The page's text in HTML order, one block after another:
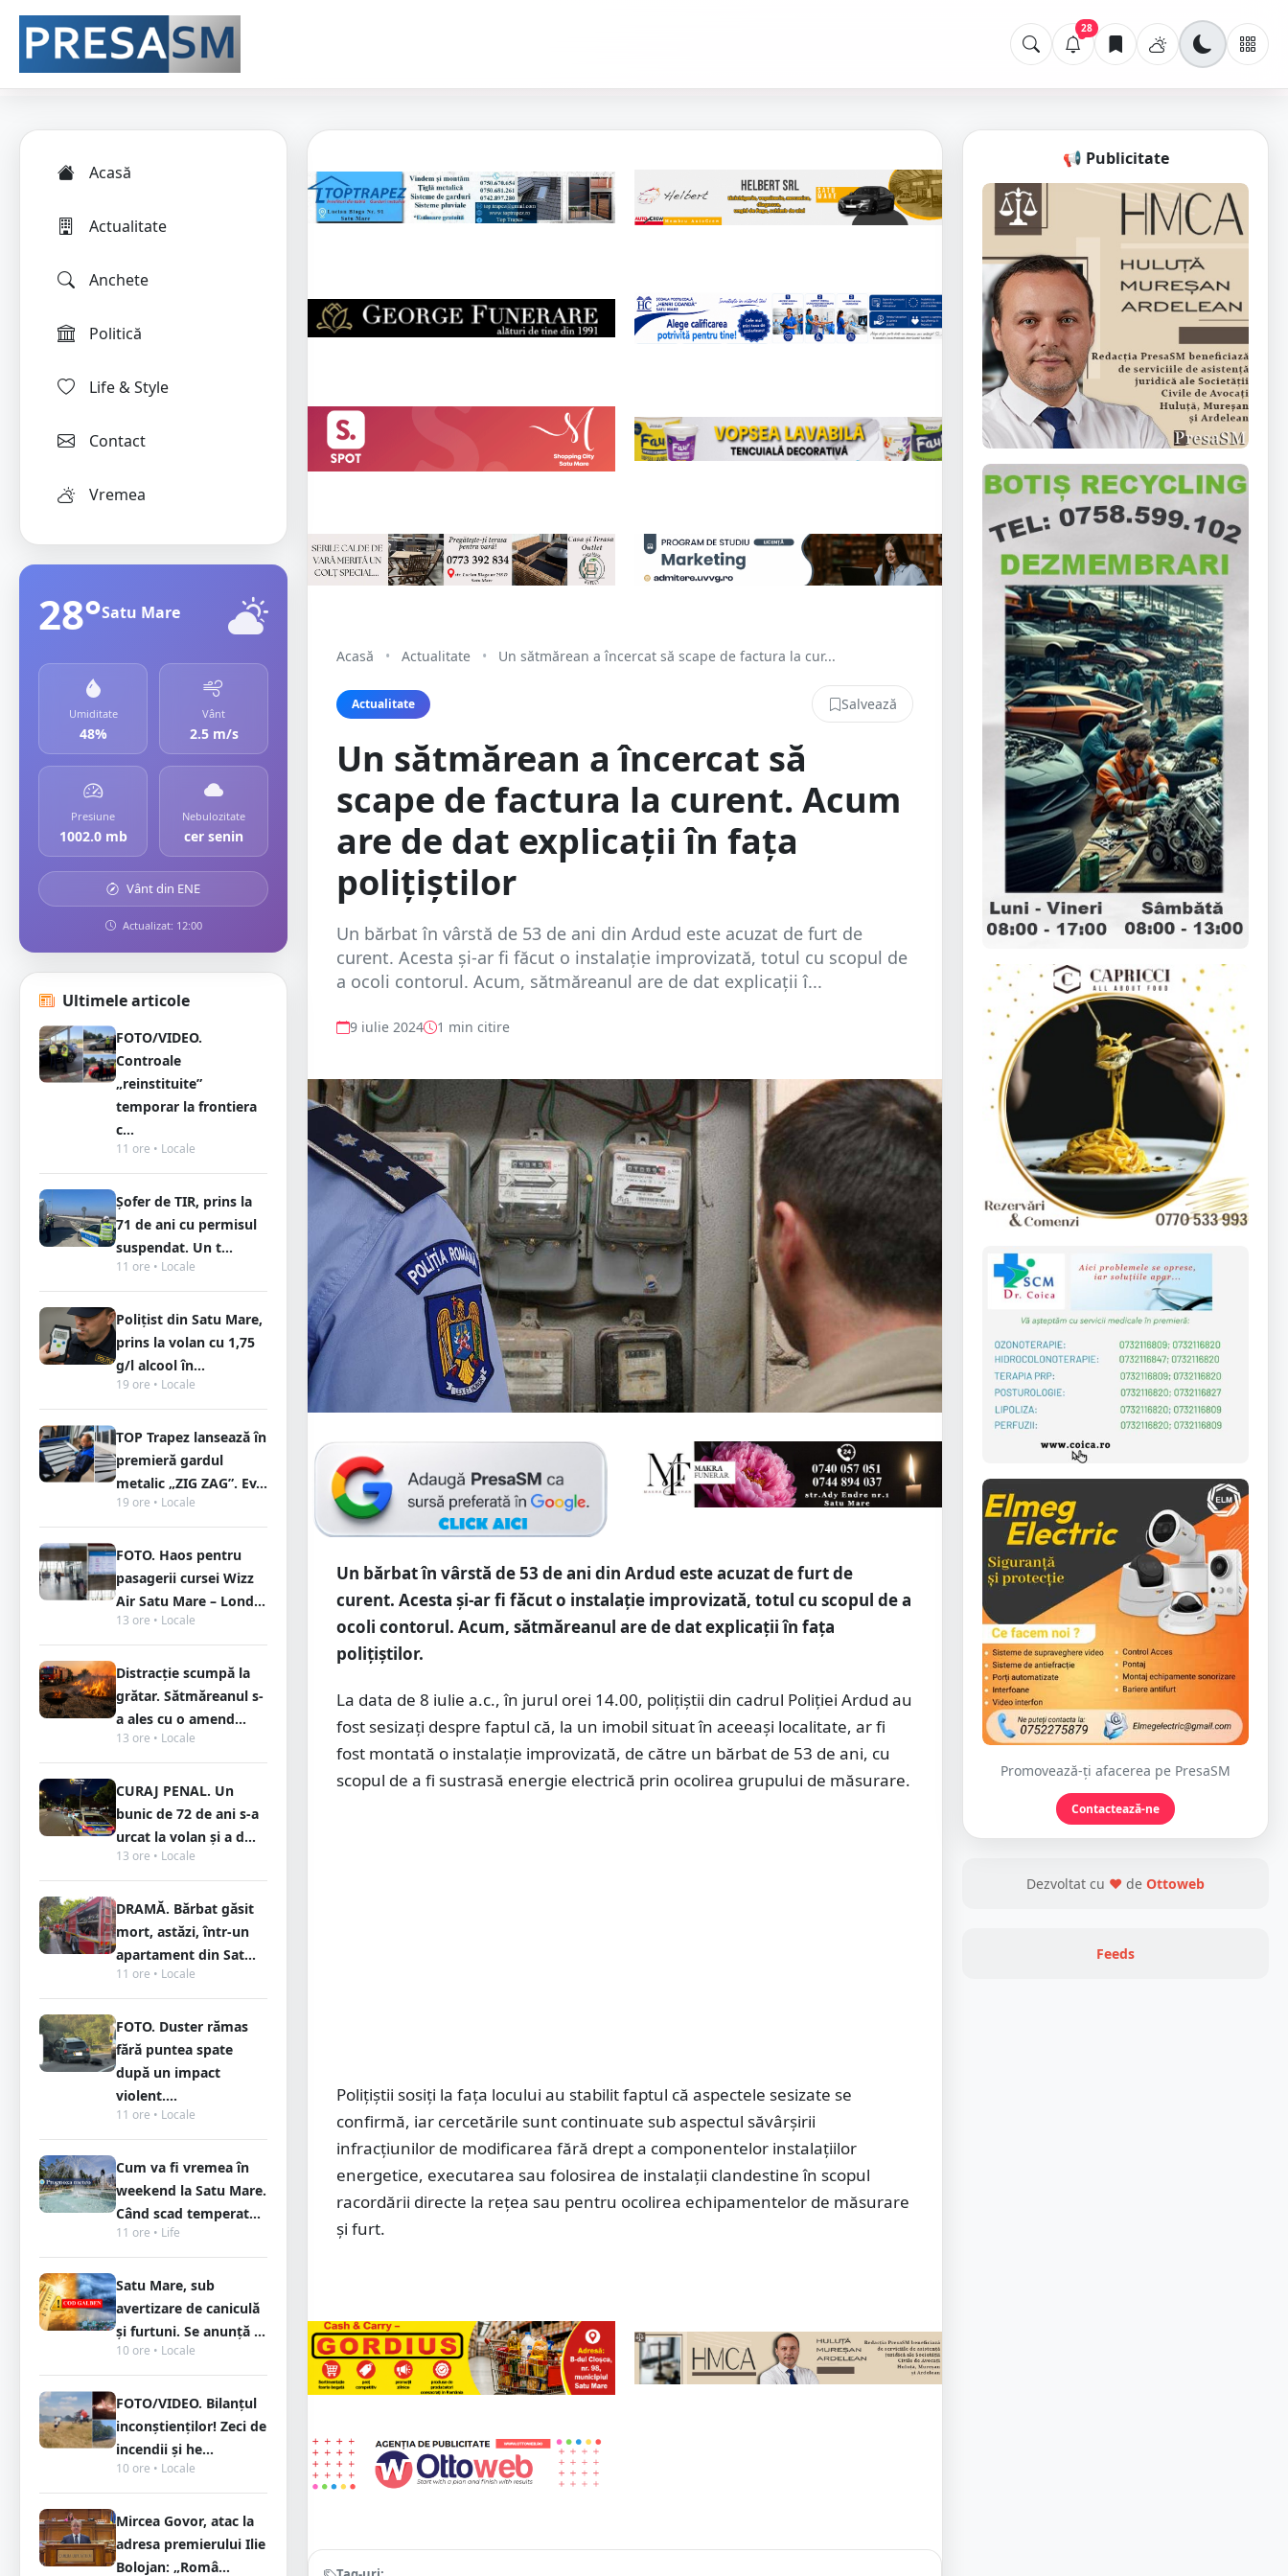
28
Acasă
Actualitate
Anchete
Politică
Life & Style
Contact
Vremea
28°Satu Mare
Umiditate
48%
Vânt
2.5 m/s
Presiune
1002.0 mb
Nebulozitate
cer senin
Vânt din ENE
Actualizat: 12:00
Ultimele articole
FOTO/VIDEO.
Controale
„reinstituite”
temporar la frontiera
c...
11 ore • Locale
Șofer de TIR, prins la
71 de ani cu permisul
suspendat. Un t...
11 ore • Locale
Polițist din Satu Mare,
prins la volan cu 1,75
g/l alcool în...
19 ore • Locale
TOP Trapez lansează în
premieră gardul
metalic „ZIG ZAG”. Ev...
19 ore • Locale
FOTO. Haos pentru
pasagerii cursei Wizz
Air Satu Mare – Lond...
13 ore • Locale
Distracție scumpă la
grătar. Sătmăreanul s-
a ales cu o amend...
13 ore • Locale
CURAJ PENAL. Un
bunic de 72 de ani s-a
urcat la volan și a d...
13 ore • Locale
DRAMĂ. Bărbat găsit
mort, astăzi, într-un
apartament din Sat...
11 ore • Locale
FOTO. Duster rămas
fără puntea spate
după un impact
violent....
11 ore • Locale
Cum va fi vremea în
weekend la Satu Mare.
Când scad temperat...
11 ore • Life
Satu Mare, sub
avertizare de caniculă
și furtuni. Se anunță ...
10 ore • Locale
FOTO/VIDEO. Bilanțul
inconștienților! Zeci de
incendii și he...
10 ore • Locale
Mircea Govor, atac la
adresa premierului Ilie
Bolojan: „Româ...
Acasă • Actualitate • Un sătmărean a încercat să scape de factura la cur...
Actualitate Salvează
Un sătmărean a încercat să
scape de factura la curent. Acum
are de dat explicații în fața
polițiștilor
Un bărbat în vârstă de 53 de ani din Ardud este acuzat de furt de
curent. Acesta și-ar fi făcut o instalație improvizată, totul cu scopul de
a ocoli contorul. Acum, sătmăreanul are de dat explicații î...
9 iulie 2024 1 min citire
Un bărbat în vârstă de 53 de ani din Ardud este acuzat de furt de
curent. Acesta și-ar fi făcut o instalație improvizată, totul cu scopul de a
ocoli contorul. Acum, sătmăreanul are de dat explicații în fața
polițiștilor.
La data de 8 iulie a.c., în jurul orei 14.00, polițiștii din cadrul Poliției Ardud au
fost sesizați despre faptul că, la un imobil situat în aceeași localitate, ar fi
fost montată o instalație improvizată, de către un bărbat de 53 de ani, cu
scopul de a fi sustrasă energie electrică prin ocolirea grupului de măsurare.
Polițiștii sosiți la fața locului au stabilit faptul că aspectele sesizate se
confirmă, iar cercetările sunt continuate sub aspectul săvârșirii
infracțiunilor de modificarea fără drept a componentelor instalațiilor
energetice, executarea sau folosirea de instalații clandestine în scopul
racordării directe la rețea sau pentru ocolirea echipamentelor de măsurare
și furt.
📢 Publicitate
Promovează-ți afacerea pe PresaSM
Contactează-ne
Dezvoltat cu ❤ de Ottoweb
Feeds